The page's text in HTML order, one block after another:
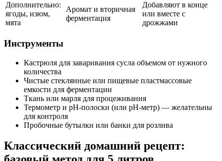
Дополнительно:
ягоды, изюм,
мята
Аромат и вторичная
ферментация
Добавляют в конце
или вместе с
дрожжами
Инструменты
Кастрюля для заваривания сусла объемом от нужного
количества
Чистые стеклянные или пищевые пластмассовые
емкости для ферментации
Ткань или марля для процеживания
Термометр и pH-полоски (или pH-метр) — желательны
для контроля
Пробочные бутылки или банки для розлива
Классический домашний рецепт: